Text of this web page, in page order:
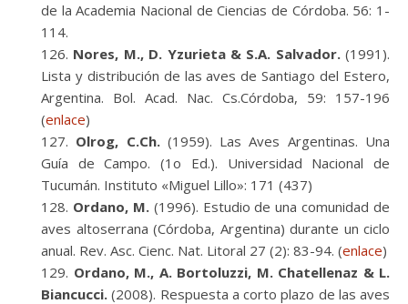
de la Academia Nacional de Ciencias de Córdoba. 56: 1-
114.
Nores, M., D. Yzurieta & S.A. Salvador.(1991).
Lista y distribución de las aves de Santiago del Estero,
Argentina. Bol. Acad. Nac. Cs.Córdoba, 59: 157-196
(enlace)
Olrog, C.Ch.(1959). Las Aves Argentinas. Una
Guía de Campo. (1o Ed.). Universidad Nacional de
Tucumán. Instituto «Miguel Lillo»: 171 (437)
Ordano, M.(1996). Estudio de una comunidad de
aves altoserrana (Córdoba, Argentina) durante un ciclo
anual. Rev. Asc. Cienc. Nat. Litoral 27 (2): 83-94. (enlace)
Ordano, M., A. Bortoluzzi, M. Chatellenaz & L.
Biancucci. (2008). Respuesta a corto plazo de las aves